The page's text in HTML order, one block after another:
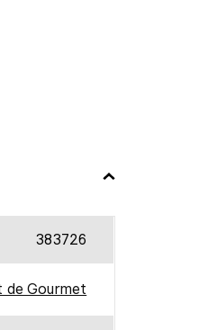
383726
de Gourmet